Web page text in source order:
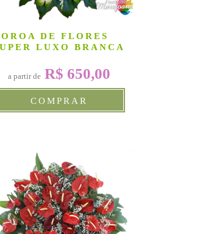
DE FLORES
LUXO BRANCA
a partir deR$ 650,00
COMPRAR